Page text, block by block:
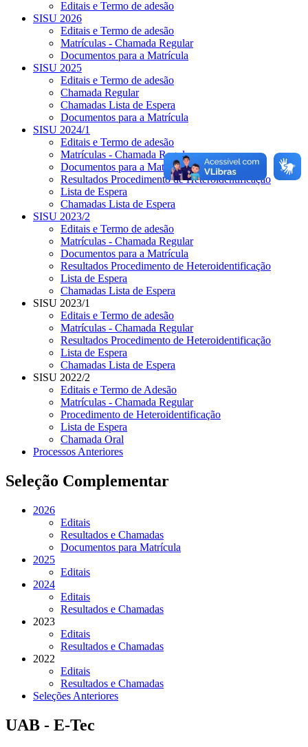
Editais e Termo de adesão
SISU 2026
Editais e Termo de adesão
Matrículas - Chamada Regular
Documentos para a Matrícula
SISU 2025
Editais e Termo de adesão
Chamada Regular
Chamadas Lista de Espera
Documentos para a Matrícula
SISU 2024/1
Editais e Termo de adesão
Matrículas - Chamada Regular
Documentos para a Matrícula
Resultados Procedimento de Heteroidentificação
Lista de Espera
Chamadas Lista de Espera
SISU 2023/2
Editais e Termo de adesão
Matrículas - Chamada Regular
Documentos para a Matrícula
Resultados Procedimento de Heteroidentificação
Lista de Espera
Chamadas Lista de Espera
SISU 2023/1
Editais e Termo de adesão
Matrículas - Chamada Regular
Resultados Procedimento de Heteroidentificação
Lista de Espera
Chamadas Lista de Espera
SISU 2022/2
Editais e Termo de Adesão
Matrículas - Chamada Regular
Procedimento de Heteroidentificação
Lista de Espera
Chamada Oral
Processos Anteriores
Seleção Complementar
2026
Editais
Resultados e Chamadas
Documentos para Matrícula
2025
Editais
2024
Editais
Resultados e Chamadas
2023
Editais
Resultados e Chamadas
2022
Editais
Resultados e Chamadas
Seleções Anteriores
UAB - E-Tec